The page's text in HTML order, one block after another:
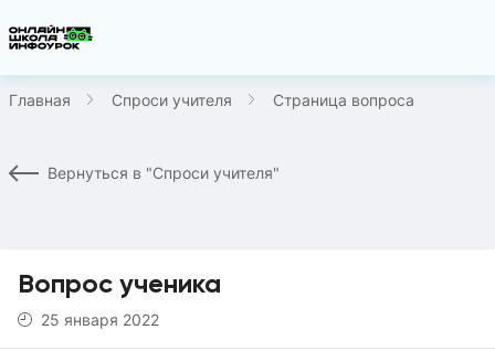
Главная Спроси учителя Страница вопроса
Вернуться в "Спроси учителя"
Вопрос ученика
25 января 2022